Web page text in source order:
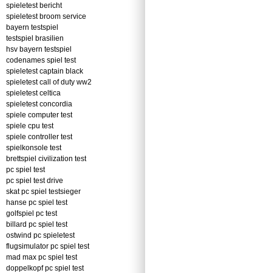
spieletest bericht
spieletest broom service
bayern testspiel
testspiel brasilien
hsv bayern testspiel
codenames spiel test
spieletest captain black
spieletest call of duty ww2
spieletest celtica
spieletest concordia
spiele computer test
spiele cpu test
spiele controller test
spielkonsole test
brettspiel civilization test
pc spiel test
pc spiel test drive
skat pc spiel testsieger
hanse pc spiel test
golfspiel pc test
billard pc spiel test
ostwind pc spieletest
flugsimulator pc spiel test
mad max pc spiel test
doppelkopf pc spiel test